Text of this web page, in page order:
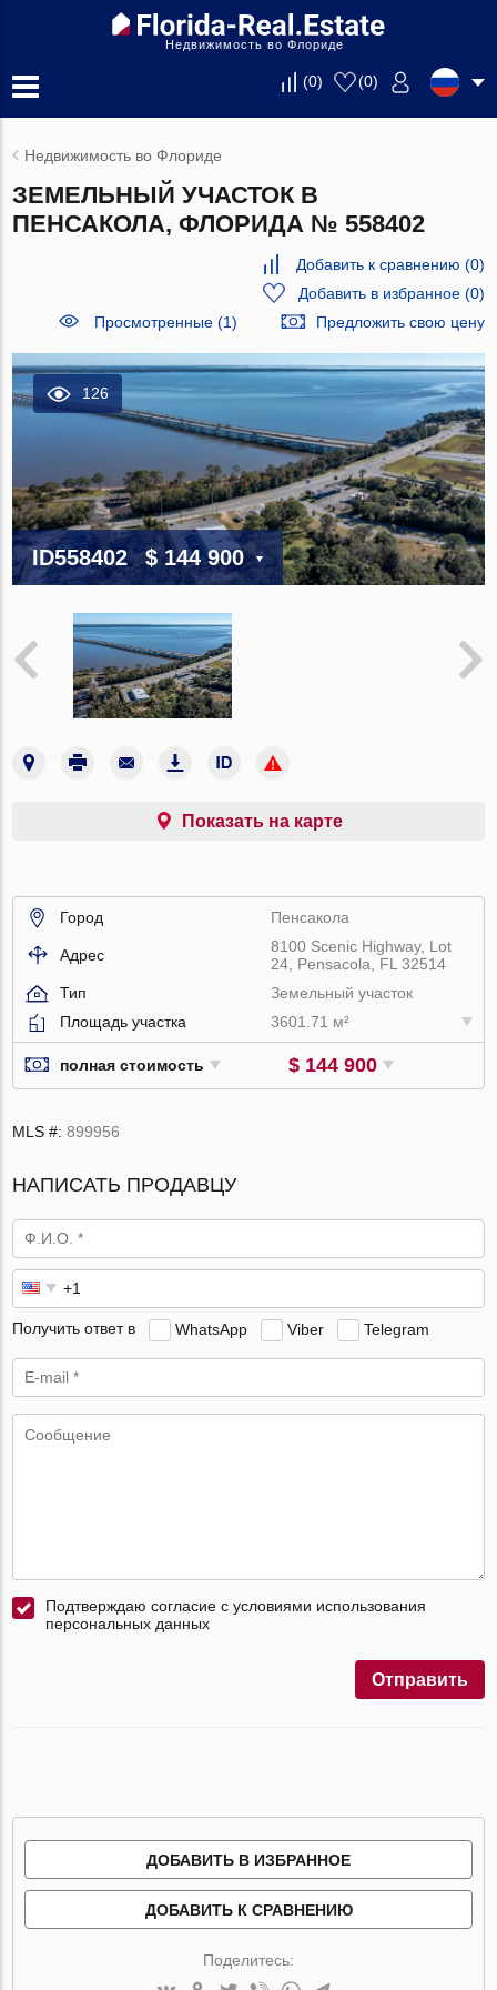
Недвижимость во Флориде
(0) (0)
Недвижимость во Флориде
ЗЕМЕЛЬНЫЙ УЧАСТОК В
ПЕНСАКОЛА, ФЛОРИДА № 558402
Добавить к сравнению (0)
Добавить в избранное(0)
Просмотренные (1)
Предложить свою цену
126
ID558402 $ 144 900
Показать на карте
Город Пенсакола
Адрес
8100 Scenic Highway, Lot
24, Pensacola, FL 32514
Тип
Земельный участок
Площадь участка
3601.71 м²
полная стоимость $ 144 900
MLS #:899956
НАПИСАТЬ ПРОДАВЦУ
Получить ответ в WhatsApp Viber Telegram
Подтверждаю согласие с условиями использования
персональных данных
Отправить
ДОБАВИТЬ В ИЗБРАННОЕ
ДОБАВИТЬ К СРАВНЕНИЮ
Поделитесь: